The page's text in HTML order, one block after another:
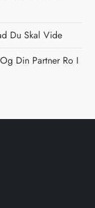
Du Skal Vide
Din Partner Ro I